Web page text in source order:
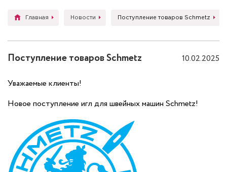
Главная Новости Поступление товаров Schmetz
Поступление товаров Schmetz 10.02.2025
Уважаемые клиенты!
Новое поступление игл для швейных машин Schmetz!